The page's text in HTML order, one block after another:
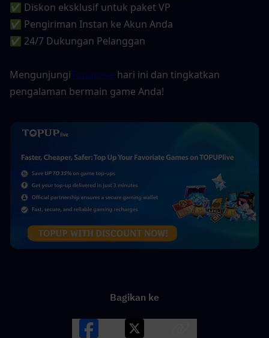
✅ Diskon eksklusif untuk paket VP
✅ Pengiriman Instan ke Akun Anda
✅ 24/7 Dukungan Pelanggan
MengunjungiTopuplive hari ini dan tingkatkan
pengalaman bermain game Anda!
Bagikan ke